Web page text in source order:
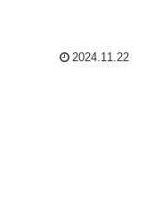
2024.11.22